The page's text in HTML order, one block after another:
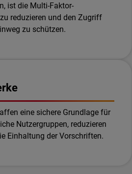
ist die Multi-Faktor-
reduzieren und den Zugriff
zu schützen.
eine sichere Grundlage für
Nutzergruppen, reduzieren
Einhaltung der Vorschriften.